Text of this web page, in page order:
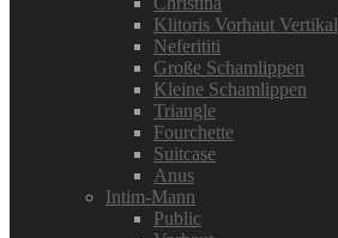
Klitoris Vorhaut Vertikal
Neferititi
Große Schamlippen
Kleine Schamlippen
Triangle
Fourchette
Suitcase
Anus
Intim-Mann
Public